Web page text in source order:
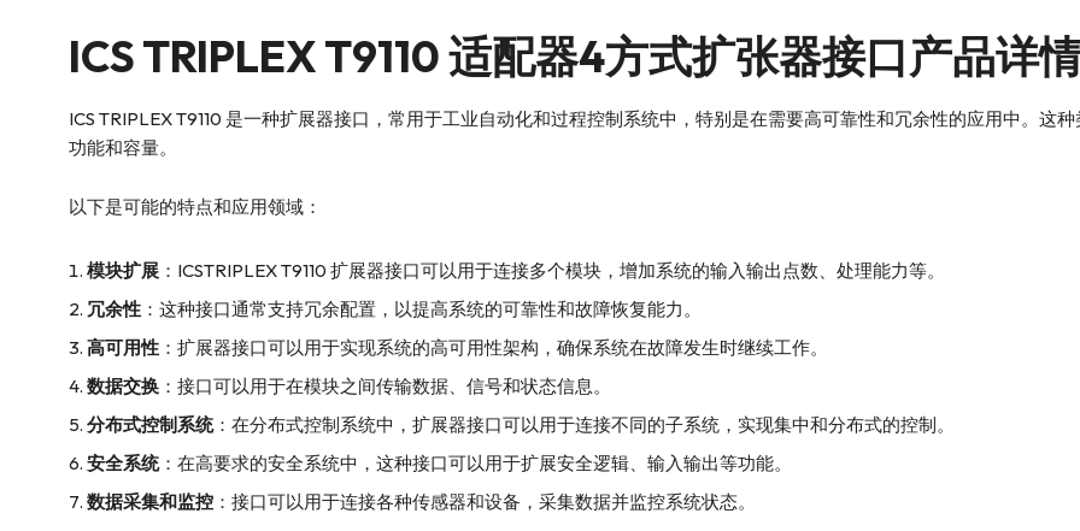
ICS TRIPLEXT9110 适配器4方式扩张器接口产品详情
ICS TRIPLEX T9110 是一种扩展器接口，常用于工业自动化和过程控制系统中，特别是在需要高可靠性和冗余性的应用中。这
功能和容量。
以下是可能的特点和应用领域：
模块扩展 ：ICSTRIPLEX T9110 扩展器接口可以用于连接多个模块，增加系统的输入输出点数、处理能力等。
冗余性 ：这种接口通常支持冗余配置，以提高系统的可靠性和故障恢复能力。
高可用性 ：扩展器接口可以用于实现系统的高可用性架构，确保系统在故障发生时继续工作。
数据交换 ：接口可以用于在模块之间传输数据、信号和状态信息。
分布式控制系统：在分布式控制系统中，扩展器接口可以用于连接不同的子系统，实现集中和分布式的控制。
安全系统：在高要求的安全系统中，这种接口可以用于扩展安全逻辑、输入输出等功能。
数据采集和监控 ：接口可以用于连接各种传感器和设备，采集数据并监控系统状态。